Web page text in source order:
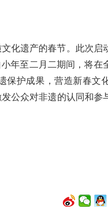
化遗产的春节。此次启
年至二月二期间，将在
保护成果，营造新春文
公众对非遗的认同和参